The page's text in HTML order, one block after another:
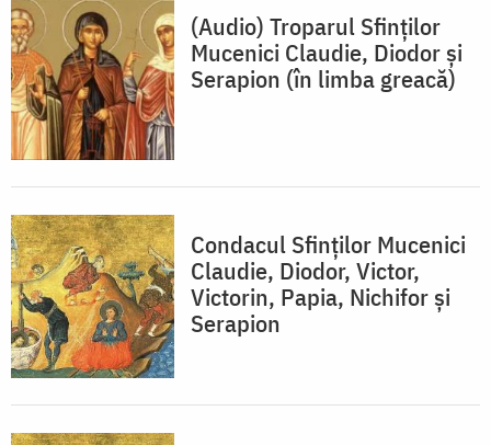
(Audio) Troparul Sfinților
Mucenici Claudie, Diodor și
Serapion (în limba greacă)
Condacul Sfinţilor Mucenici
Claudie, Diodor, Victor,
Victorin, Papia, Nichifor şi
Serapion